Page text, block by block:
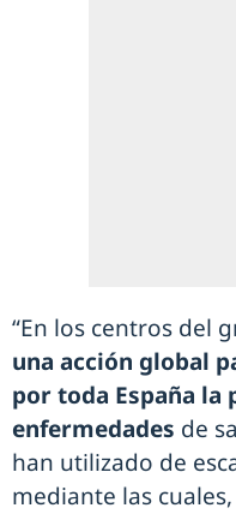
“En los centros del
una acción global
por toda España la
enfermedades de
han utilizado de
mediante las